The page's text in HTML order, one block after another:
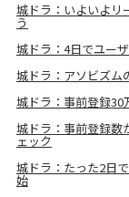
城ドラ：いよいよリ
う
城ドラ：4日でユー
城ドラ：アソビズム
城ドラ：事前登録30
城ドラ：事前登録数
ェック
城ドラ：たった2日
始